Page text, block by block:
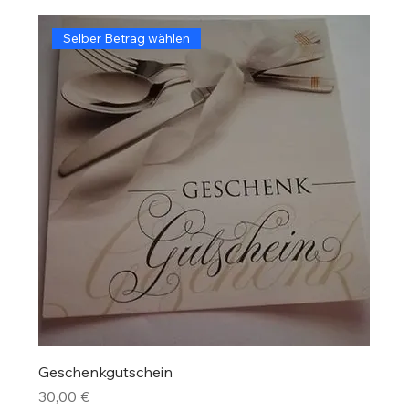
Selber Betrag wählen
Geschenkgutschein
Preis
30,00 €